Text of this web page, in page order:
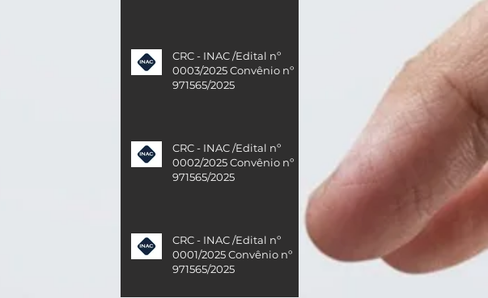
CRC - INAC /Edital nº
0003/2025 Convênio nº
971565/2025
CRC - INAC /Edital nº
0002/2025 Convênio nº
971565/2025
CRC - INAC /Edital nº
0001/2025 Convênio nº
971565/2025